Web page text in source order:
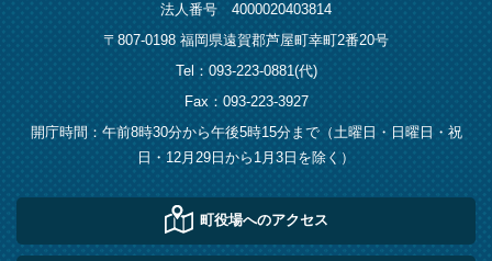
法人番号 4000020403814
〒807-0198 福岡県遠賀郡芦屋町幸町2番20号
Tel：093-223-0881(代)
Fax：093-223-3927
開庁時間：午前8時30分から午後5時15分まで（土曜日・日曜日・祝
日・12月29日から1月3日を除く）
町役場へのアクセス